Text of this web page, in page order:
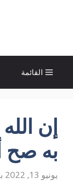
القائمة
إن
به صح
يونيو 13, 2022